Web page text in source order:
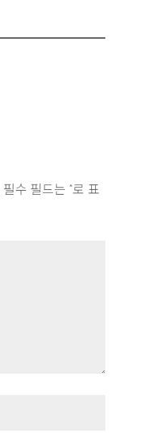
필수 필드는 *로 표